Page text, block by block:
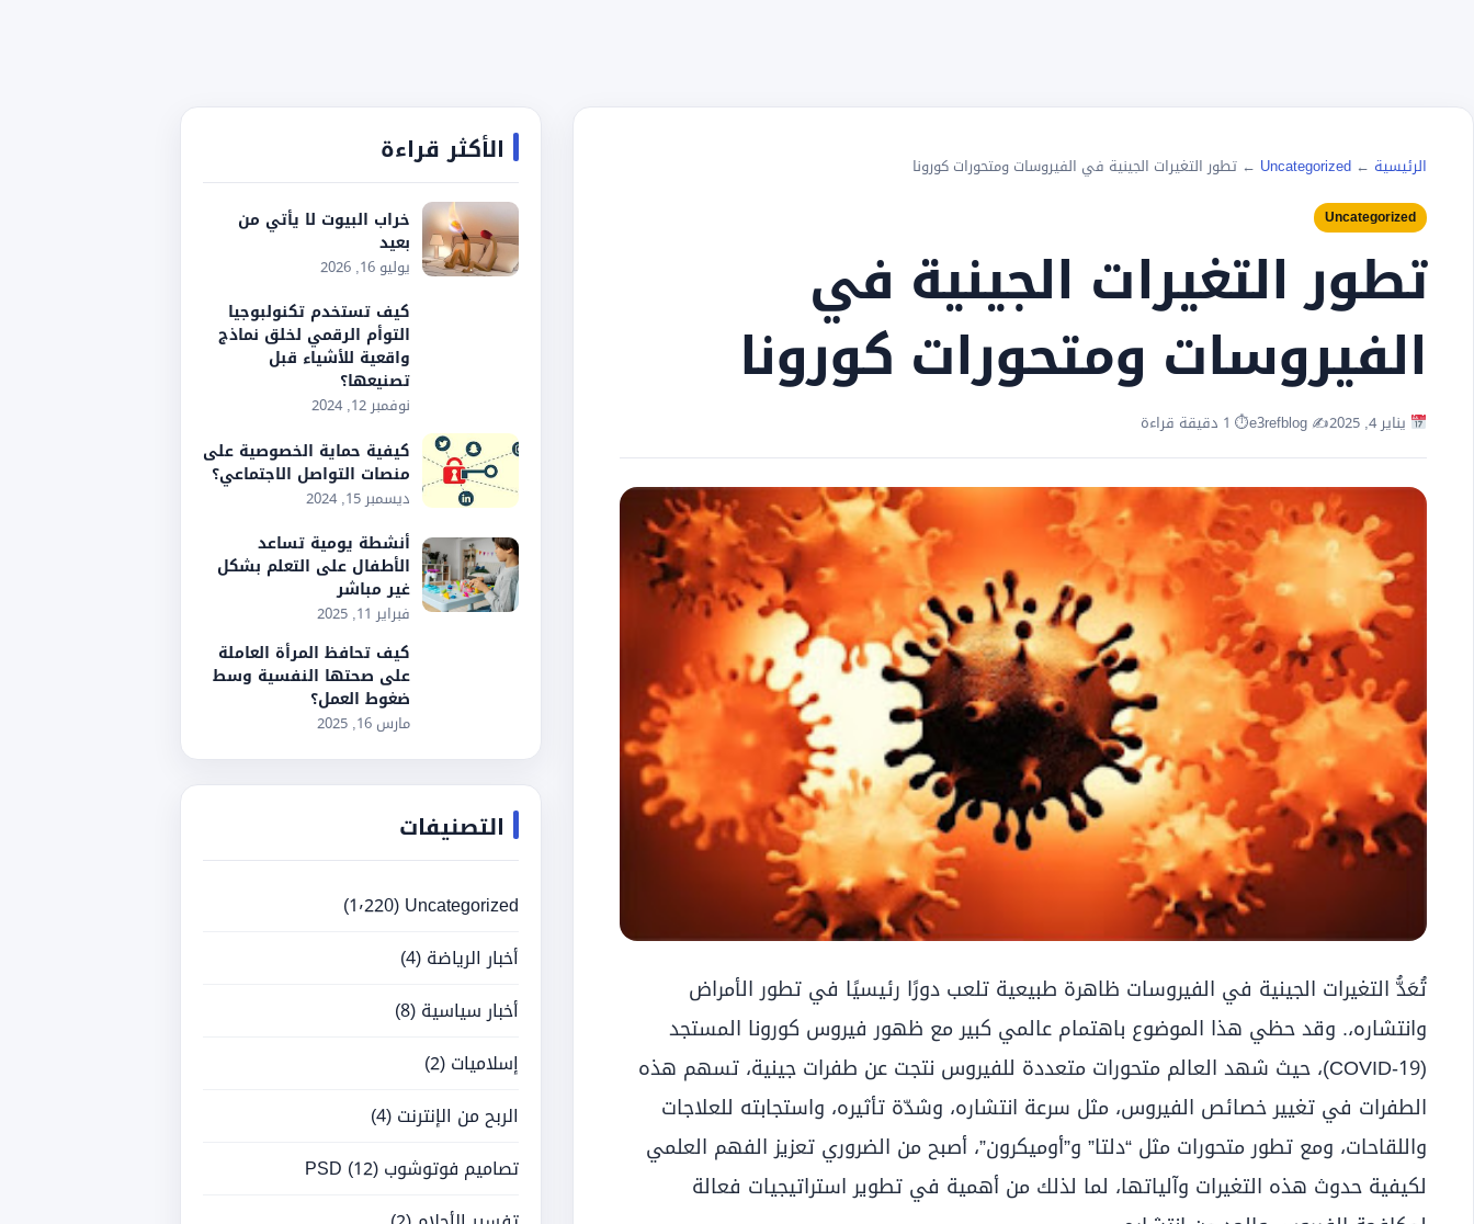
الرئيسية ←
Uncategorized
← تطور التغيرات الجينية في الفيروسات ومتحورات كورونا
Uncategorized
تطور التغيرات الجينية في
الفيروسات ومتحورات كورونا
يناير 4, 2025 ✍️ e3refblog ⏱ 1 دقيقة قراءة
تُعَدُّ التغيرات الجينية في الفيروسات ظاهرة طبيعية تلعب دورًا رئيسيًا في تطور الأمراض
وانتشاره،. وقد حظي هذا الموضوع باهتمام عالمي كبير مع ظهور فيروس كورونا المستجد
(COVID-19)، حيث شهد العالم متحورات متعددة للفيروس نتجت عن طفرات جينية، تسهم هذه
الطفرات في تغيير خصائص الفيروس، مثل سرعة انتشاره، وشدّة تأثيره، واستجابته للعلاجات
واللقاحات، ومع تطور متحورات مثل “دلتا” و”أوميكرون”، أصبح من الضروري تعزيز الفهم العلمي
لكيفية حدوث هذه التغيرات وآلياتها، لما لذلك من أهمية في تطوير استراتيجيات فعالة
الأكثر قراءة
خراب البيوت لا يأتي من
بعيد
يوليو 16, 2026
كيف تستخدم تكنولبوجيا
التوأم الرقمي لخلق نماذج
واقعية للأشياء قبل
تصنيعها؟
نوفمبر 12, 2024
كيفية حماية الخصوصية على
منصات التواصل الاجتماعي؟
ديسمبر 15, 2024
أنشطة يومية تساعد
الأطفال على التعلم بشكل
غير مباشر
فبراير 11, 2025
كيف تحافظ المرأة العاملة
على صحتها النفسية وسط
ضغوط العمل؟
مارس 16, 2025
التصنيفات
Uncategorized(1٬220)
أخبار الرياضة(4)
أخبار سياسية(8)
إسلاميات(2)
الربح من الإنترنت(4)
تصاميم فوتوشوب PSD(12)